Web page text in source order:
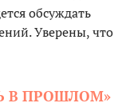
обсуждать
Уверены, что
В ПРОШЛОМ»